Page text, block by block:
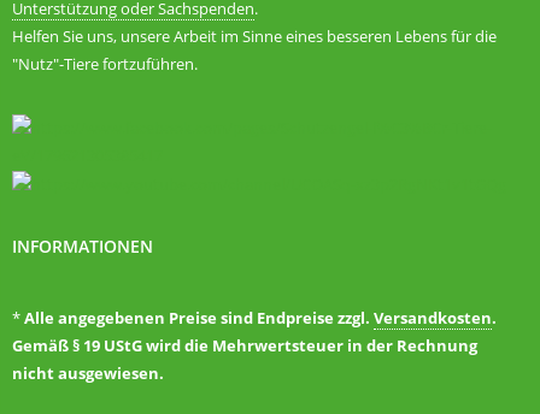
Unterstützung oder Sachspenden.
Helfen Sie uns, unsere Arbeit im Sinne eines besseren Lebens für die
"Nutz"-Tiere fortzuführen.
INFORMATIONEN
*Alle angegebenen Preise sind Endpreise zzgl. Versandkosten.
Gemäß § 19 UStG wird die Mehrwertsteuer in der Rechnung
nicht ausgewiesen.